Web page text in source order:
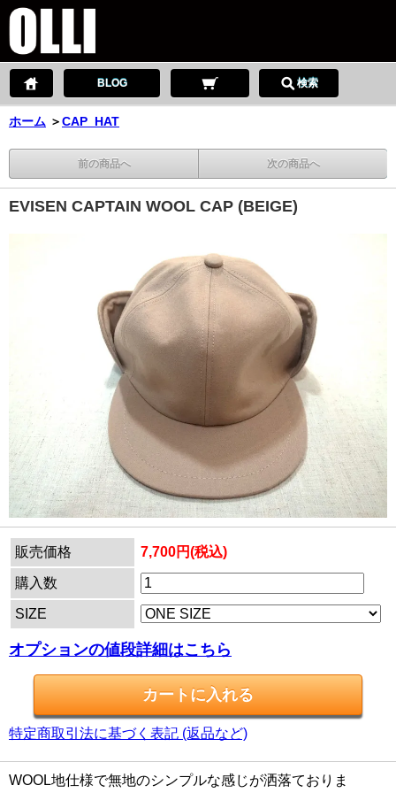
BLOG 検索
ホーム ＞CAP_HAT
前の商品へ 次の商品へ
EVISEN CAPTAIN WOOL CAP (BEIGE)
販売価格 7,700円(税込)
購入数
SIZE
オプションの値段詳細はこちら
特定商取引法に基づく表記 (返品など)
WOOL地仕様で無地のシンプルな感じが洒落ておりま